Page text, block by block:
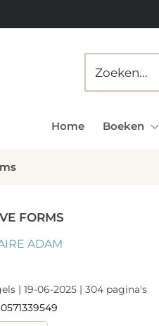
Home Boeken
FORMS
ADAM
| 19-06-2025 | 304 pagina's